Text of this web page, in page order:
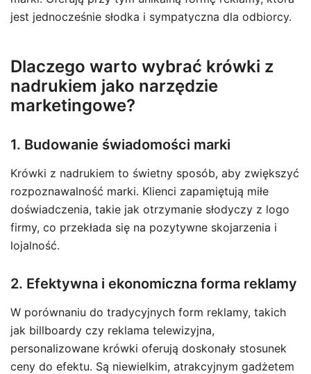
jest jednocześnie słodka i sympatyczna dla odbiorcy.
Dlaczego warto wybrać krówki z
nadrukiem jako narzędzie
marketingowe?
1. Budowanie świadomości marki
Krówki z nadrukiem to świetny sposób, aby zwiększyć
rozpoznawalność marki. Klienci zapamiętują miłe
doświadczenia, takie jak otrzymanie słodyczy z logo
firmy, co przekłada się na pozytywne skojarzenia i
lojalność.
2. Efektywna i ekonomiczna forma reklamy
W porównaniu do tradycyjnych form reklamy, takich
jak billboardy czy reklama telewizyjna,
personalizowane krówki oferują doskonały stosunek
ceny do efektu. Są niewielkim, atrakcyjnym gadżetem